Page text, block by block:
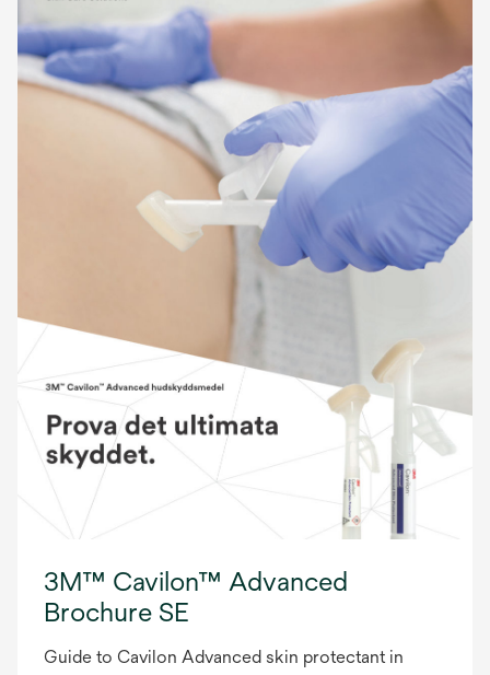
3M™ Cavilon™ Advanced
Brochure SE
Guide to Cavilon Advanced skin protectant in